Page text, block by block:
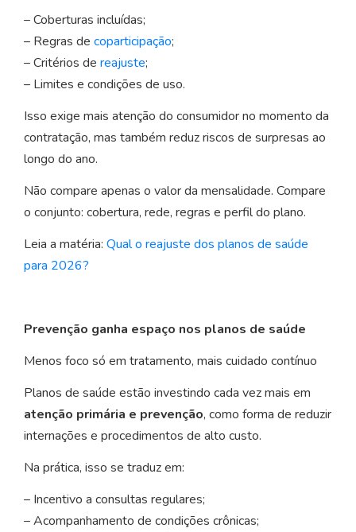
– Coberturas incluídas;
– Regras de coparticipação;
– Critérios de reajuste;
– Limites e condições de uso.
Isso exige mais atenção do consumidor no momento da
contratação, mas também reduz riscos de surpresas ao
longo do ano.
Não compare apenas o valor da mensalidade. Compare
o conjunto: cobertura, rede, regras e perfil do plano.
Leia a matéria: Qual o reajuste dos planos de saúde
para 2026?
Prevenção ganha espaço nos planos de saúde
Menos foco só em tratamento, mais cuidado contínuo
Planos de saúde estão investindo cada vez mais em
atenção primária e prevenção, como forma de reduzir
internações e procedimentos de alto custo.
Na prática, isso se traduz em:
– Incentivo a consultas regulares;
– Acompanhamento de condições crônicas;